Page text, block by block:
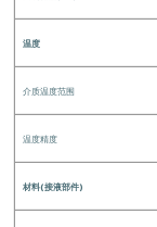
温度
介质温度范围
温度精度
材料(接液部件)